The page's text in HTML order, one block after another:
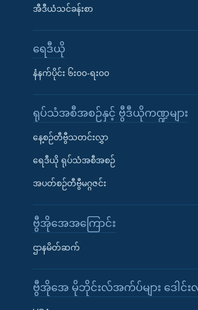
Learning English
အီဒီယံသင်ခန်းစာ
ရေဒီယို
နံနက်ပိုင်း ၆း၀၀-ရး၀၀
ရုပ်သံအစီအစဉ်နှင့် ဗွီဒီယိုကဏ္ဍများ
နေ့စဉ်တီဗွီသတင်းလွှာ
ရေဒီယို ရုပ်သံအစီအစဉ်
အပတ်စဉ်တီဗွီမဂ္ဂဇင်း
ဗွီအိုအေအကြောင်း
ဌာနမိတ်ဆက်
ဗွီအိုအေ မိုဘိုင်းလ်အက်ပ်များ ဒေါင်